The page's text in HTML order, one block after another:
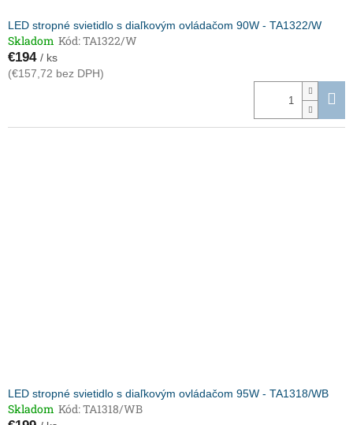
LED stropné svietidlo s diaľkovým ovládačom 90W - TA1322/W
Skladom Kód:TA1322/W
€194 / ks
(€157,72 bez DPH)
LED stropné svietidlo s diaľkovým ovládačom 95W - TA1318/WB
Skladom Kód:TA1318/WB